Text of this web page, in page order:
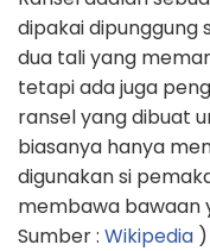
dipakai dipunggung
dua tali yang
tetapi ada juga
ransel yang dibuat
biasanya hanya
digunakan si
membawa bawaan
Sumber : Wikipedia )